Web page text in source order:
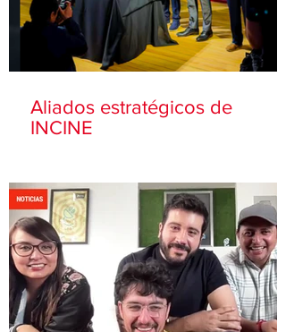
Aliados estratégicos de
INCINE